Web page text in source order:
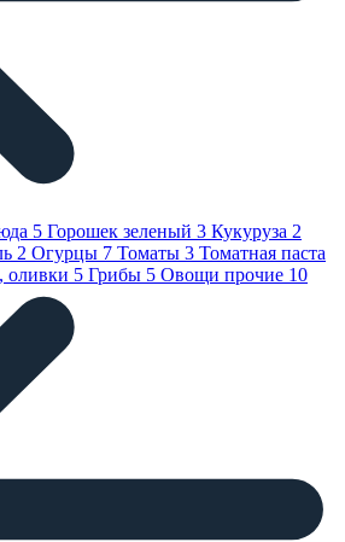
5 Горошек зеленый 3 Кукуруза 2
2 Огурцы 7 Томаты 3 Томатная паста
оливки 5 Грибы 5 Овощи прочие 10